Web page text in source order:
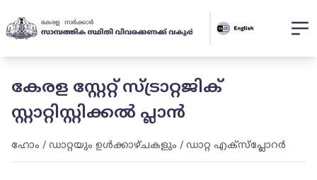
കേരള സ്റ്റേറ്റ് സ്ട്രാറ്റജിക്
സ്റ്റാറ്റിസ്റ്റിക്കൽ പ്ലാൻ
ഹോം / ഡാറ്റയും ഉൾക്കാഴ്ചകളും / ഡാറ്റ എക്സ്പ്ലോറർ